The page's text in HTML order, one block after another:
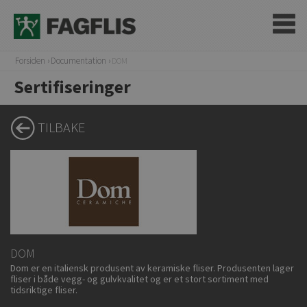
Forsiden Documentation DOM
Sertifiseringer
TILBAKE
DOM
Dom er en italiensk produsent av keramiske fliser. Produsenten lager
fliser i både vegg- og gulvkvalitet og er et stort sortiment med
tidsriktige fliser.